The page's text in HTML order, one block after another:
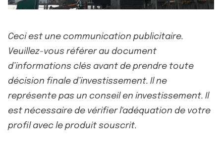
Ceci est une communication publicitaire.
Veuillez-vous référer au document
d’informations clés avant de prendre toute
décision finale d’investissement. Il ne
représente pas un conseil en investissement. Il
est nécessaire de vérifier l'adéquation de votre
profil avec le produit souscrit.